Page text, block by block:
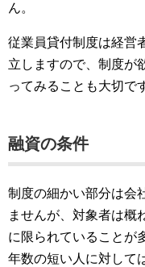
ん。
従業員貸付制度は経営
立しますので、制度が
ってみることも大切で
融資の条件
制度の細かい部分は会
ませんが、対象者は概
に限られていることが
年数の短い人に対して